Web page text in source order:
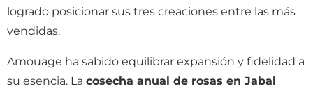
logrado posicionar sus tres creaciones entre las más
vendidas.
Amouage ha sabido equilibrar expansión y fidelidad a
su esencia. La cosecha anual de rosas en Jabal